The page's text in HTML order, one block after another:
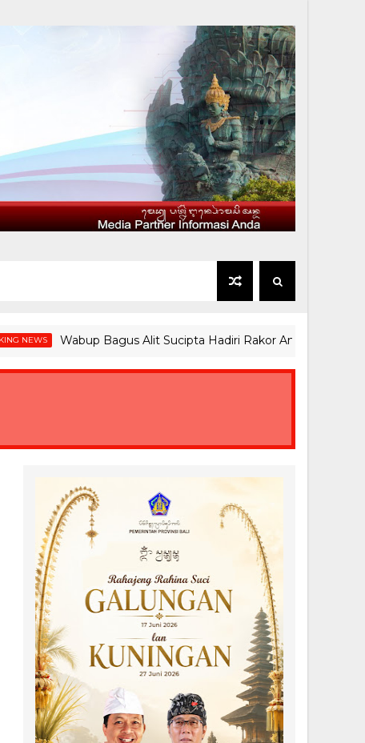
Wabup Bagus Alit Sucipta Hadiri Rakor Antikorupsi di